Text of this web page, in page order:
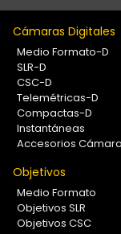
Cámaras Digitales
Medio Formato-D
SLR-D
CSC-D
Telemétricas-D
Compactas-D
Instantáneas
Accesorios
Objetivos
Medio Formato
Objetivos SLR
Objetivos CSC